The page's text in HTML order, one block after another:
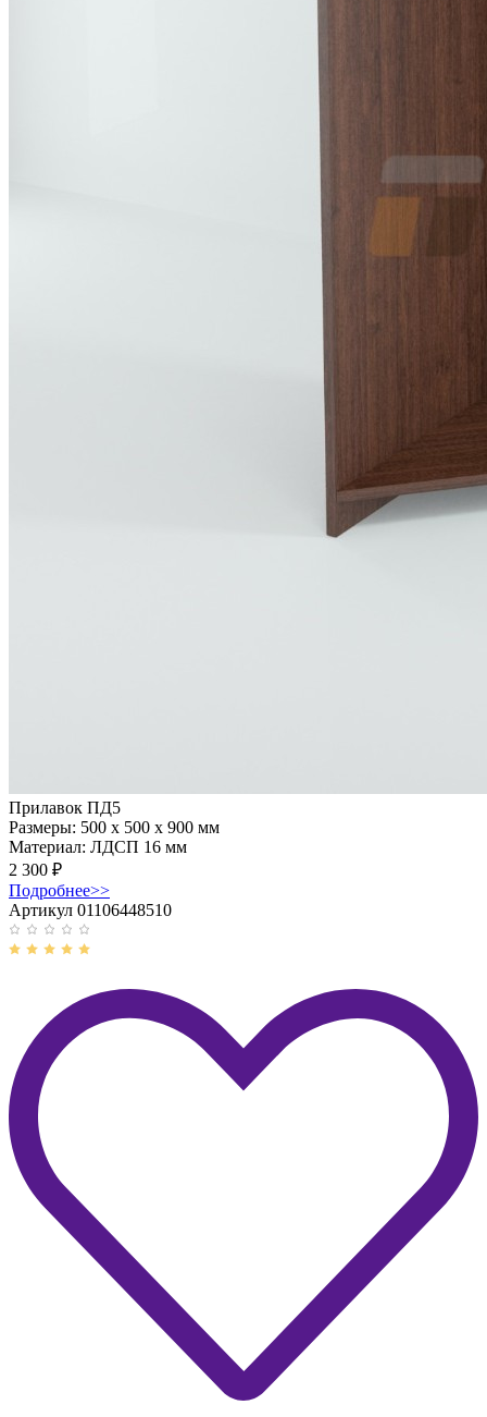
Прилавок ПД5
Размеры: 500 x 500 x 900 мм
Материал: ЛДСП 16 мм
2 300 ₽
Подробнее>>
Артикул 01106448510